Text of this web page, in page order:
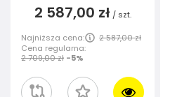
2 587,00 zł / szt.
Najniższa cena:
2 587,00 zł
Cena regularna:
2 709,00 zł -5%